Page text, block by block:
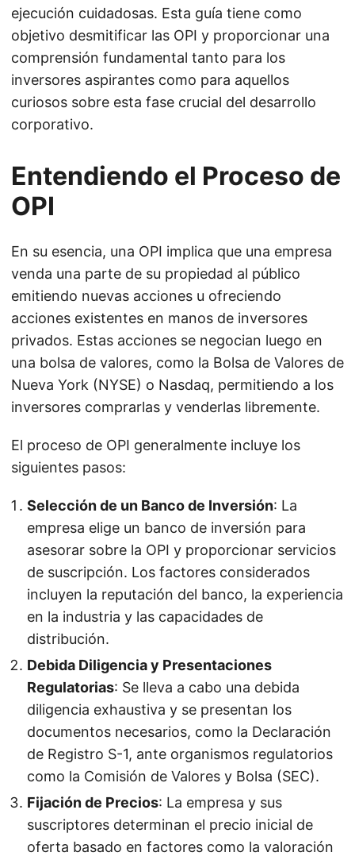
ejecución cuidadosas. Esta guía tiene como
objetivo desmitificar las OPI y proporcionar una
comprensión fundamental tanto para los
inversores aspirantes como para aquellos
curiosos sobre esta fase crucial del desarrollo
corporativo.
Entendiendo el Proceso de
OPI
En su esencia, una OPI implica que una empresa
venda una parte de su propiedad al público
emitiendo nuevas acciones u ofreciendo
acciones existentes en manos de inversores
privados. Estas acciones se negocian luego en
una bolsa de valores, como la Bolsa de Valores de
Nueva York (NYSE) o Nasdaq, permitiendo a los
inversores comprarlas y venderlas libremente.
El proceso de OPI generalmente incluye los
siguientes pasos:
Selección de un Banco de Inversión: La
empresa elige un banco de inversión para
asesorar sobre la OPI y proporcionar servicios
de suscripción. Los factores considerados
incluyen la reputación del banco, la experiencia
en la industria y las capacidades de
distribución.
Debida Diligencia y Presentaciones
Regulatorias: Se lleva a cabo una debida
diligencia exhaustiva y se presentan los
documentos necesarios, como la Declaración
de Registro S-1, ante organismos regulatorios
como la Comisión de Valores y Bolsa (SEC).
Fijación de Precios: La empresa y sus
suscriptores determinan el precio inicial de
oferta basado en factores como la valoración